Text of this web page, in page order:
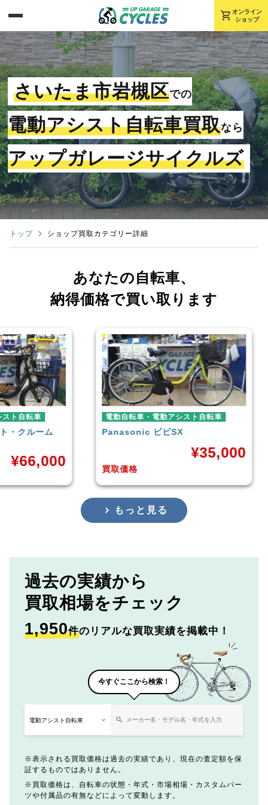
shopping_cart オンライン
ショップ
さいたま市岩槻区での
電動アシスト自転車買取なら
アップガレージサイクルズ
トップ ショップ買取カテゴリー詳細
あなたの自転車、
納得価格で買い取ります
ム
電動自転車・電動アシスト自転車
PanasonicビビSX
買取価格
35,000
もっと見る
過去の実績から
買取相場をチェック
1,950件のリアルな買取実績を掲載中！
今すぐここから検索！
表示される買取価格は過去の実績であり、現在の査定額を保
証するものではありません。
買取価格は、自転車の状態・年式・市場相場・カスタムパー
ツや付属品の有無などによって変動します。